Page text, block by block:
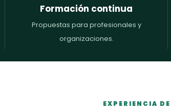
Formación continua
Propuestas para profesionales y
organizaciones.
EXPERIENCIA